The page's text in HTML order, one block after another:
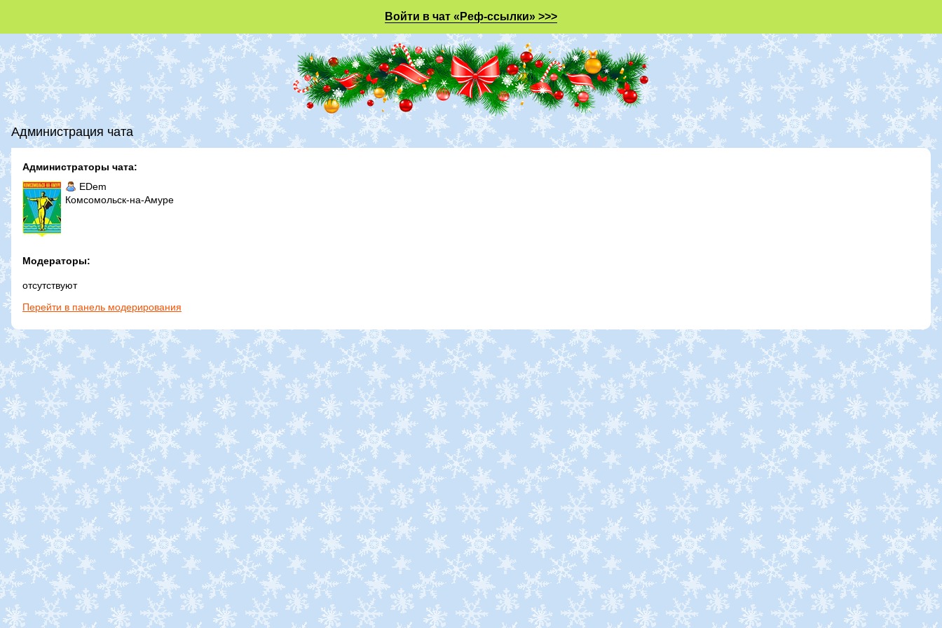
Войти в чат «Реф-ссылки» >>>
Администрация чата
Администраторы чата:
EDem
Комсомольск-на-Амуре
Модераторы:
отсутствуют
Перейти в панель модерирования